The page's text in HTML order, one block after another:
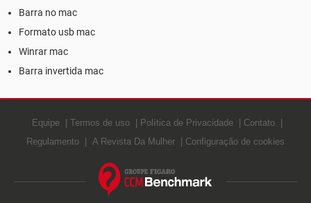
Barra no mac
Formato usb mac
Winrar mac
Barra invertida mac
Equipe Termos de uso Política de Privacidade
Contato
Regulamento
A Revista Da Mulher Configuração de cookies